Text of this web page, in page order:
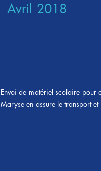
Avril 2018
Envoi de matériel scolaire pour
Maryse en assure le transport